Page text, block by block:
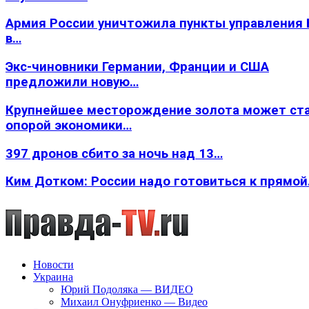
Армия России уничтожила пункты
в…
Экс-чиновники Германии, Франции и США
предложили новую…
Крупнейшее месторождение золота может
опорой экономики…
397 дронов сбито за ночь над 13…
Ким Дотком: России надо готовиться к
Новости
Украина
Юрий Подоляка — ВИДЕО
Михаил Онуфриенко — Видео